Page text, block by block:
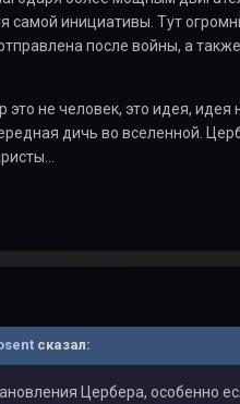
самой инициативы. Тут
после войны, а
не человек, это идея,
дичь во вселенной.
сказал:
Цербера, особенно